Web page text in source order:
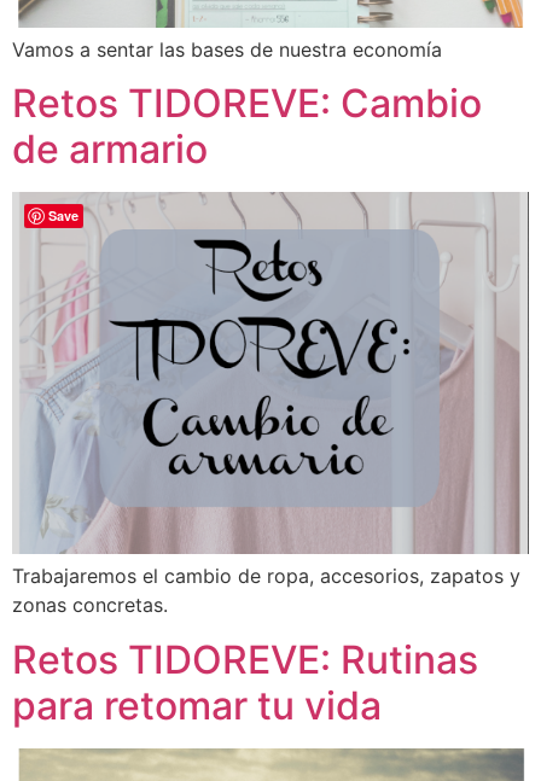
Vamos a sentar las bases de nuestra economía
Retos TIDOREVE: Cambio
de armario
Trabajaremos el cambio de ropa, accesorios, zapatos y
zonas concretas.
Retos TIDOREVE: Rutinas
para retomar tu vida
Save